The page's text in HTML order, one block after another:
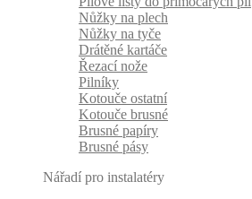
Nůžky na plech
Nůžky na tyče
Drátěné kartáče
Řezací nože
Pilníky
Kotouče ostatní
Kotouče brusné
Brusné papíry
Brusné pásy
Nářadí pro instalatéry